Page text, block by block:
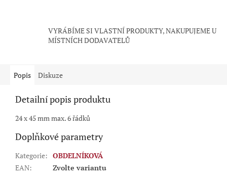
VYRÁBÍME SI VLASTNÍ PRODUKTY, NAKUPUJEME U
MÍSTNÍCH DODAVATELŮ
Popis Diskuze
Detailní popis produktu
24 x 45 mm max. 6 řádků
Doplňkové parametry
Kategorie: OBDELNÍKOVÁ
EAN: Zvolte variantu